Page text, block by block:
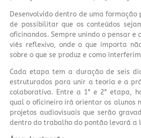
Desenvolvido dentro de uma
de possibilitar que os conteúdos
oficinandos. Sempre unindo o pensar e
viés reflexivo, onde o que importa
sobre o que se produz e como
Cada etapa tem a duração de seis
estruturados para unir a teoria e a
colaborativa. Entre a 1° e 2° etapa,
qual o oficineiro irá orientar os alunos
projetos audiovisuais que serão
dentro do trabalho do pontão levará a